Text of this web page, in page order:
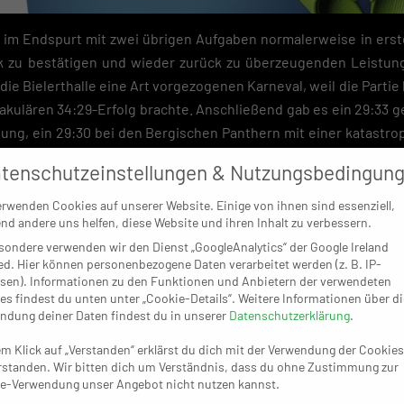
Endspurt mit zwei übrigen Aufgaben normalerweise in
zu bestätigen und wieder zurück zu überzeugenden
Bielerthalle eine Art vorgezogenen Karneval, weil die Partie
34:29-Erfolg brachte. Anschließend gab es ein 29:33
ein 29:30 bei den Bergischen Panthern mit einer
– die 28:25-Heimpleite gegen den GSV Eintracht Baunatal.
Schwung anzuknüpfen, wird jetzt allerdings heftig
inzwischen doch eine zu hohe Zahl an Coronafällen zu
für Sonntag geplanten Partie beim VfL Gummersbach II
fest: Das Spiel soll am 8. März nachgeholt werden. Für die
Aufgabe bei den Dragons das Saisonfinale, weil
nicht mehr im Einsatz sind.
zurzeit den sechsten Platz, der ein echtes Objekt der
Abstiegsrunde erspart. Vor dem VfL II (19:15 Punkte)
Ausgangslage und der Fünfte Longericher SC (20:14) mit
&
Cookies auf unserer Website. Einige von ihnen sind essenziell,
andere uns helfen, diese Website und ihren Inhalt zu verbessern.
verwenden wir den Dienst „GoogleAnalytics“ der Google Ireland
Hier können personenbezogene Daten verarbeitet werden (z. B. IP-
Informationen zu den Funktionen und Anbietern der verwendeten
findest du unten unter „Cookie-Details“. Weitere Informationen über
deiner Daten findest du in unserer Datenschutzerklärung.
Klick auf „Verstanden“ erklärst du dich mit der Verwendung der Cookies
Wir bitten dich um Verständnis, dass du ohne Zustimmung zur
Verwendung unser Angebot nicht nutzen kannst.